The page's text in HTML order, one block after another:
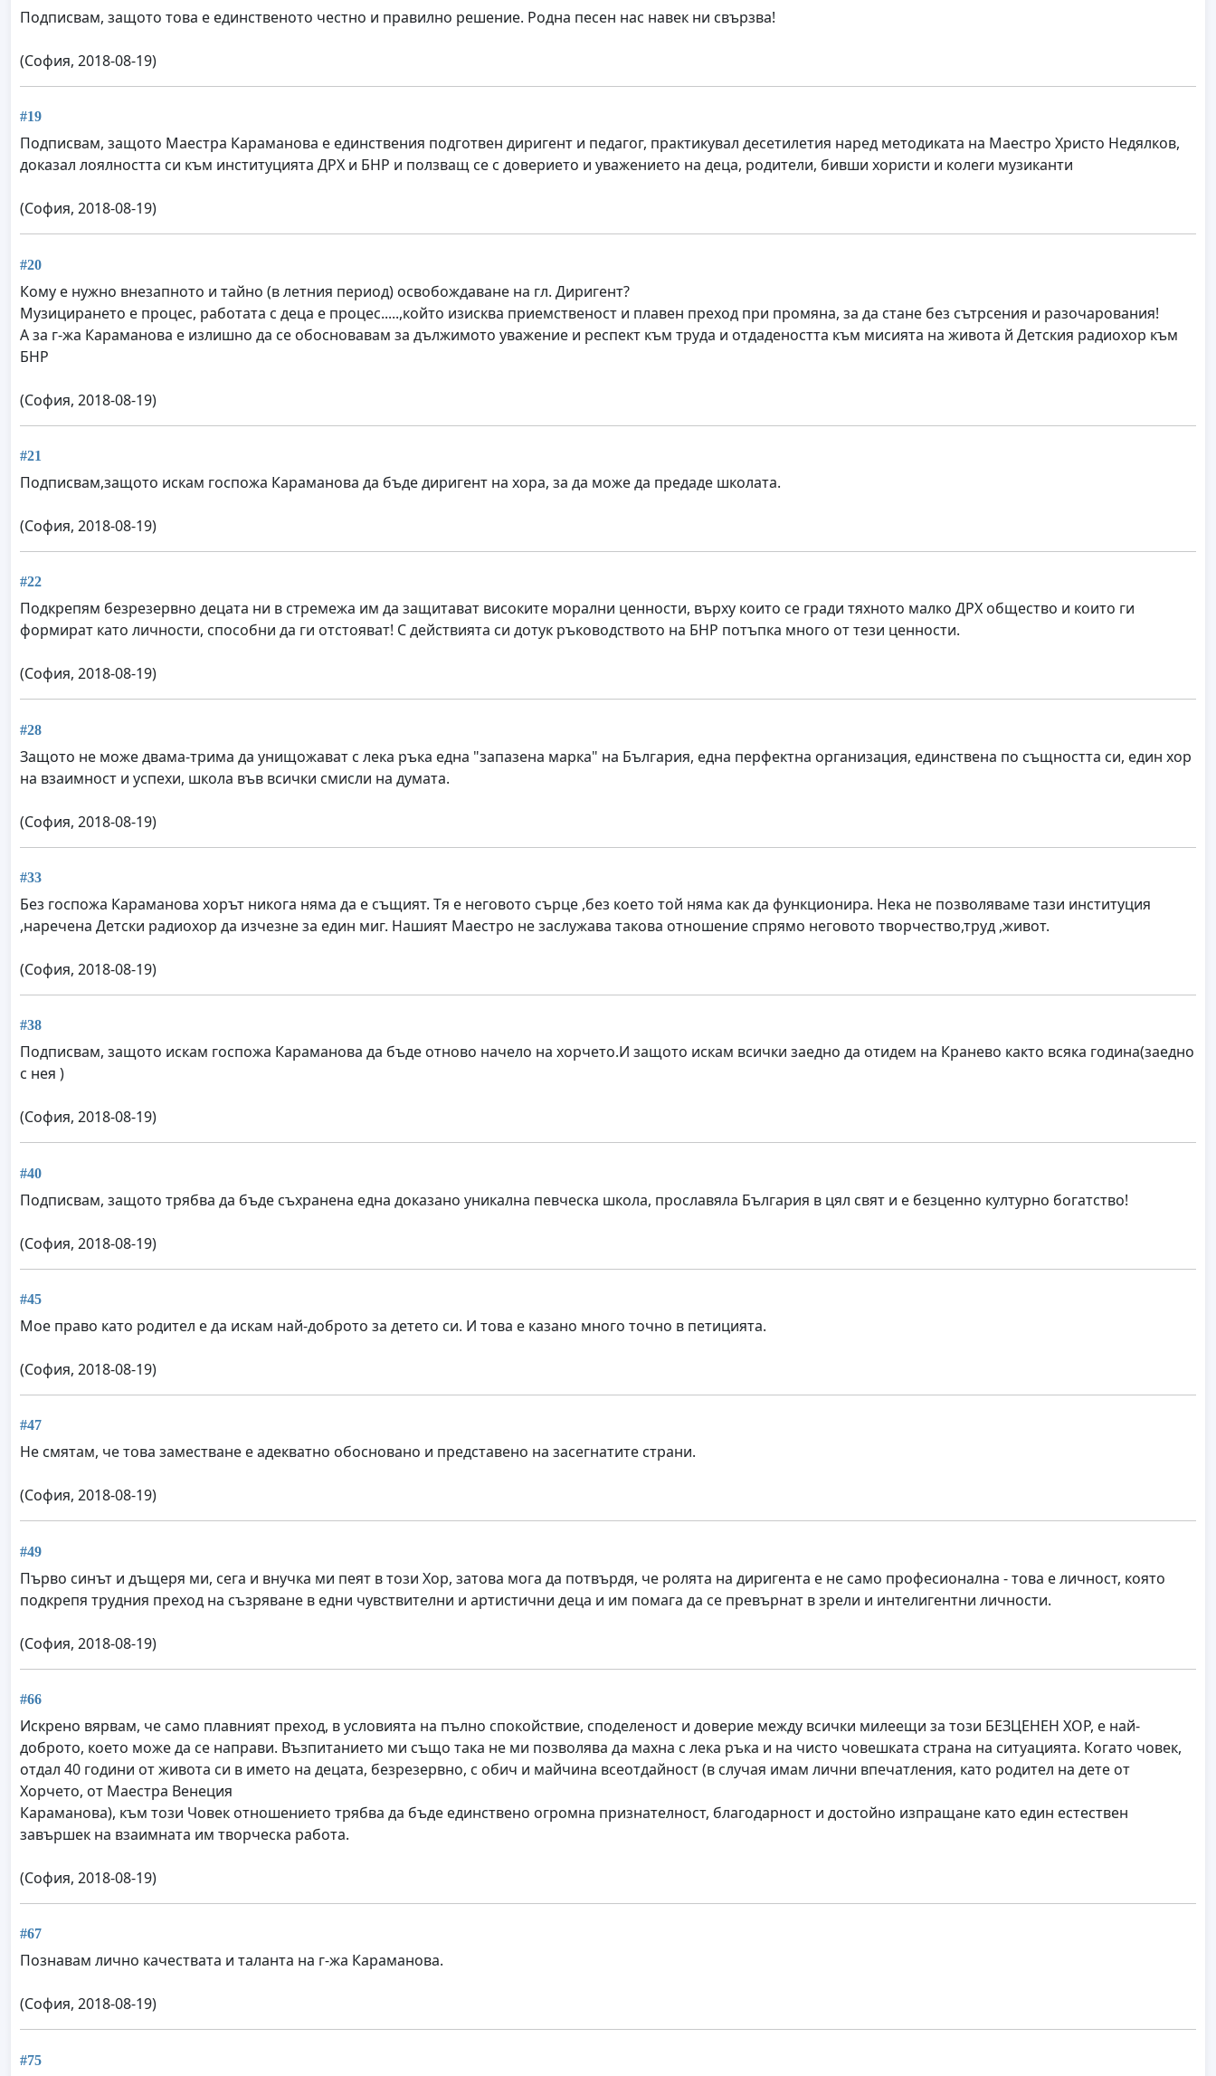
Подписвам, защото това е единственото честно и правилно решение. Родна песен нас навек ни свързва!
(София, 2018-08-19)
#19
Подписвам, защото Маестра Караманова е единствения подготвен диригент и педагог, практикувал десетилетия наред методиката на Маестро Христо Недялков,
доказал лоялността си към институцията ДРХ и БНР и ползващ се с доверието и уважението на деца, родители, бивши хористи и колеги музиканти
(София, 2018-08-19)
#20
Кому е нужно внезапното и тайно (в летния период) освобождаване на гл. Диригент?
Музицирането е процес, работата с деца е процес.....,който изисква приемственост и плавен преход при промяна, за да стане без сътрсения и разочарования!
А за г-жа Караманова е излишно да се обосновавам за дължимото уважение и респект към труда и отдадеността към мисията на живота й Детския радиохор към
БНР
(София, 2018-08-19)
#21
Подписвам,защото искам госпожа Караманова да бъде диригент на хора, за да може да предаде школата.
(София, 2018-08-19)
#22
Подкрепям безрезервно децата ни в стремежа им да защитават високите морални ценности, върху които се гради тяхното малко ДРХ общество и които ги
формират като личности, способни да ги отстояват! С действията си дотук ръководството на БНР потъпка много от тези ценности.
(София, 2018-08-19)
#28
Защото не може двама-трима да унищожават с лека ръка една "запазена марка" на България, една перфектна организация, единствена по същността си, един хор
на взаимност и успехи, школа във всички смисли на думата.
(София, 2018-08-19)
#33
Без госпожа Караманова хорът никога няма да е същият. Тя е неговото сърце ,без което той няма как да функционира. Нека не позволяваме тази институция
,наречена Детски радиохор да изчезне за един миг. Нашият Маестро не заслужава такова отношение спрямо неговото творчество,труд ,живот.
(София, 2018-08-19)
#38
Подписвам, защото искам госпожа Караманова да бъде отново начело на хорчето.И защото искам всички заедно да отидем на Кранево както всяка година(заедно
с нея )
(София, 2018-08-19)
#40
Подписвам, защото трябва да бъде съхранена една доказано уникална певческа школа, прославяла България в цял свят и е безценно културно богатство!
(София, 2018-08-19)
#45
Мое право като родител е да искам най-доброто за детето си. И това е казано много точно в петицията.
(София, 2018-08-19)
#47
Не смятам, че това заместване е адекватно обосновано и представено на засегнатите страни.
(София, 2018-08-19)
#49
Първо синът и дъщеря ми, сега и внучка ми пеят в този Хор, затова мога да потвърдя, че ролята на диригента е не само професионална - това е личност, която
подкрепя трудния преход на съзряване в едни чувствителни и артистични деца и им помага да се превърнат в зрели и интелигентни личности.
(София, 2018-08-19)
#66
Искрено вярвам, че само плавният преход, в условията на пълно спокойствие, споделеност и доверие между всички милеещи за този БЕЗЦЕНЕН ХОР, е най-
доброто, което може да се направи. Възпитанието ми също така не ми позволява да махна с лека ръка и на чисто човешката страна на ситуацията. Когато човек,
отдал 40 години от живота си в името на децата, безрезервно, с обич и майчина всеотдайност (в случая имам лични впечатления, като родител на дете от
Хорчето, от Маестра Венеция
Караманова), към този Човек отношението трябва да бъде единствено огромна признателност, благодарност и достойно изпращане като един естествен
завършек на взаимната им творческа работа.
(София, 2018-08-19)
#67
Познавам лично качествата и таланта на г-жа Караманова.
(София, 2018-08-19)
#75